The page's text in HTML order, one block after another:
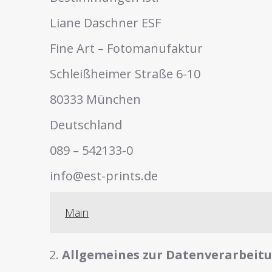
Liane Daschner ESF
Fine Art – Fotomanufaktur
Schleißheimer Straße 6-10
80333 München
Deutschland
089 – 542133-0
info@est-prints.de
Main
Allgemeines zur